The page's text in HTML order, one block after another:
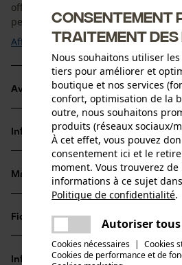
offre une parfaite liberté de
permet d'éliminer ...
Afficher plus
Avantages du produit
Grâce à sa haute élasticité, la
permet une parfaite liberté de
La face intérieure régule le
un grand confort
7 passepoils réfléchissant 3M
Informations sur le produit
Détails du produit
Type de manche
manches longues
Matériau & entretien
Matériau principal
Fiches techniques
Fiche de données de sécurité
Informations fabricant
Consentement
traitement des
Nous souhaitons utiliser
tiers pour améliorer et
boutique et nos services
confort, optimisation de la
outre, nous souhaitons
produits (réseaux sociaux/
À cet effet, vous pouvez
consentement ici et le
moment. Vous trouverez
informations à ce sujet
Politique de confidentialité.
Autoriser tous
Cookies nécessaires | Cookies
Cookies de performance et de
Une erreur s'est
essayer encore.
partager
partager
mail